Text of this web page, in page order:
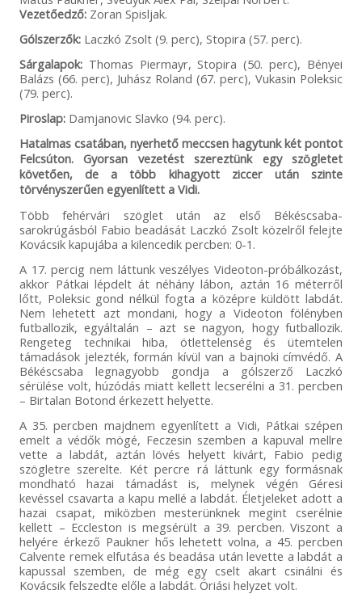
Vezetőedző:Zoran Spisljak.
Gólszerzők:Laczkó Zsolt (9. perc), Stopira (57. perc).
Sárgalapok:Thomas Piermayr, Stopira (50. perc), Bényei
Balázs (66. perc), Juhász Roland (67. perc), Vukasin Poleksic
(79. perc).
Piroslap:Damjanovic Slavko (94. perc).
Hatalmas csatában, nyerhető meccsen hagytunk két pontot
Felcsúton. Gyorsan vezetést szereztünk egy szögletet
követően, de a több kihagyott ziccer után szinte
törvényszerűen egyenlített a Vidi.
Több fehérvári szöglet után az első Békéscsaba-
sarokrúgásból Fabio beadását Laczkó Zsolt közelről felejte
Kovácsik kapujába a kilencedik percben: 0-1.
A 17. percig nem láttunk veszélyes Videoton-próbálkozást,
akkor Pátkai lépdelt át néhány lábon, aztán 16 méterről
lőtt, Poleksic gond nélkül fogta a középre küldött labdát.
Nem lehetett azt mondani, hogy a Videoton fölényben
futballozik, egyáltalán – azt se nagyon, hogy futballozik.
Rengeteg technikai hiba, ötlettelenség és ütemtelen
támadások jelezték, formán kívül van a bajnoki címvédő. A
Békéscsaba legnagyobb gondja a gólszerző Laczkó
sérülése volt, húzódás miatt kellett lecserélni a 31. percben
– Birtalan Botond érkezett helyette.
A 35. percben majdnem egyenlített a Vidi, Pátkai szépen
emelt a védők mögé, Feczesin szemben a kapuval mellre
vette a labdát, aztán lövés helyett kivárt, Fabio pedig
szögletre szerelte. Két percre rá láttunk egy formásnak
mondható hazai támadást is, melynek végén Géresi
kevéssel csavarta a kapu mellé a labdát. Életjeleket adott a
hazai csapat, miközben mesterünknek megint cserélnie
kellett – Eccleston is megsérült a 39. percben. Viszont a
helyére érkező Paukner hős lehetett volna, a 45. percben
Calvente remek elfutása és beadása után levette a labdát a
kapussal szemben, de még egy cselt akart csinálni és
Kovácsik felszedte előle a labdát. Óriási helyzet volt.